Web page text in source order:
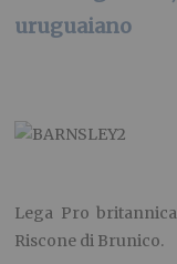
uruguaiano
Lega Pro
Riscone di Brunico.